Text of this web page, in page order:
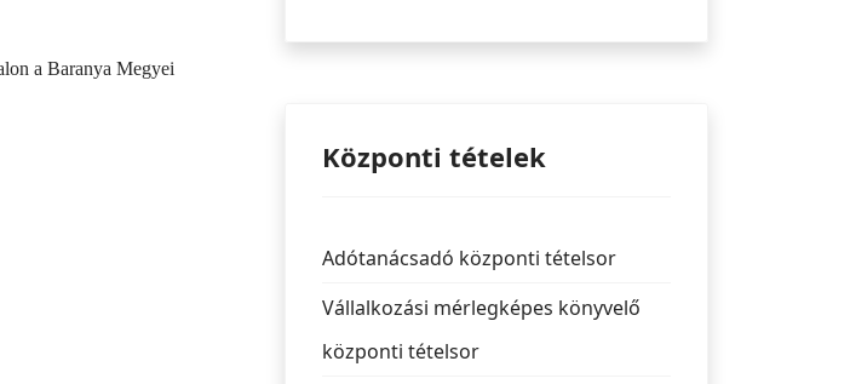
a Baranya Megyei
Központi tételek
Adótanácsadó központi tételsor
Vállalkozási mérlegképes könyvelő
központi tételsor